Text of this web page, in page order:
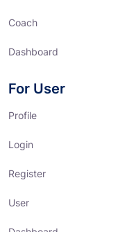
Coach
Dashboard
For User
Profile
Login
Register
User